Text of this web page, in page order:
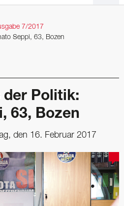
7/2017
Seppi, 63, Bozen
der Politik:
63, Bozen
den 16. Februar 2017